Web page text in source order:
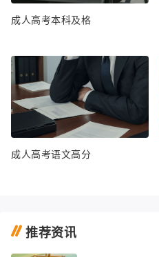
成人高考本科及格
成人高考语文高分
推荐资讯